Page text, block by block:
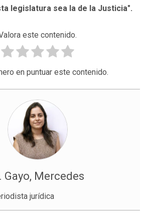
legislatura sea la de la Justicia".
este contenido.
en puntuar este contenido.
Gayo, Mercedes
jurídica